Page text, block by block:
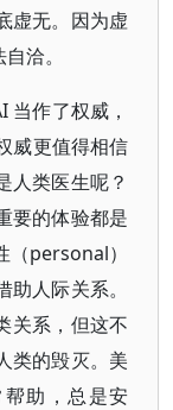
虚无。因为虚
洽。
当作了权威，
威更值得相信
人类医生呢？
要的体验都是
personal）
人际关系。
关系，但这不
类的毁灭。美
助，总是安